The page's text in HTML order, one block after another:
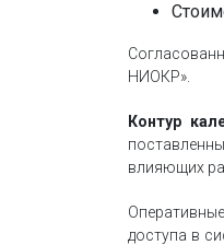
НИОКР».
Контур
влияющих
доступа в